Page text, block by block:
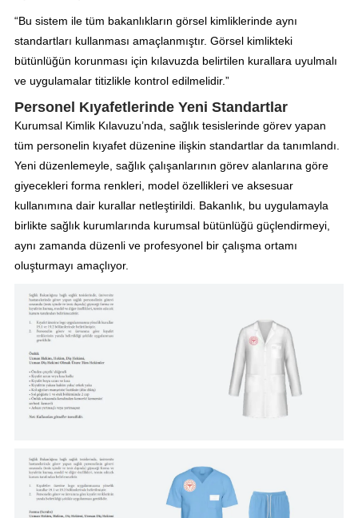
“Bu sistem ile tüm bakanlıkların görsel kimliklerinde aynı
standartları kullanması amaçlanmıştır. Görsel kimlikteki
bütünlüğün korunması için kılavuzda belirtilen kurallara uyulmalı
ve uygulamalar titizlikle kontrol edilmelidir.”
Personel Kıyafetlerinde Yeni Standartlar
Kurumsal Kimlik Kılavuzu’nda, sağlık tesislerinde görev yapan
tüm personelin kıyafet düzenine ilişkin standartlar da tanımlandı.
Yeni düzenlemeyle, sağlık çalışanlarının görev alanlarına göre
giyecekleri forma renkleri, model özellikleri ve aksesuar
kullanımına dair kurallar netleştirildi. Bakanlık, bu uygulamayla
birlikte sağlık kurumlarında kurumsal bütünlüğü güçlendirmeyi,
aynı zamanda düzenli ve profesyonel bir çalışma ortamı
oluşturmayı amaçlıyor.